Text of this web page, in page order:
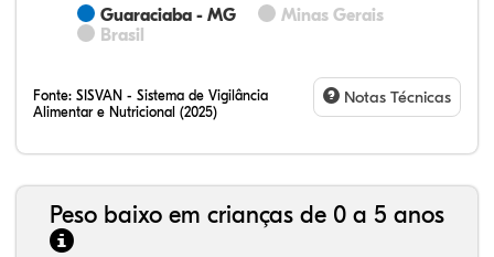
Guaraciaba - MG
Minas Gerais
Brasil
Fonte: SISVAN - Sistema de Vigilância
Alimentar e Nutricional (2025)
Notas Técnicas
Peso baixo em crianças de 0 a 5 anos